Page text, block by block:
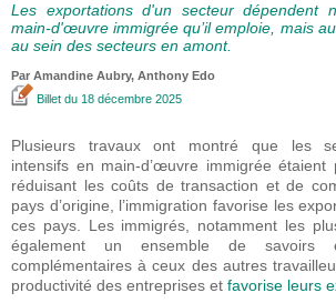
Les exportations d'un secteur dépendent
main-d'œuvre immigrée qu’il emploie, mais
au sein des secteurs en amont.
Par Amandine Aubry, Anthony Edo
Billet du 18 décembre 2025
Plusieurs travaux ont montré que les
intensifs en main-d’œuvre immigrée étaient
réduisant les coûts de transaction et de
pays d’origine, l’immigration favorise les
ces pays. Les immigrés, notamment les
également un ensemble de savoirs
complémentaires à ceux des autres
productivité des entreprises et favorise leurs